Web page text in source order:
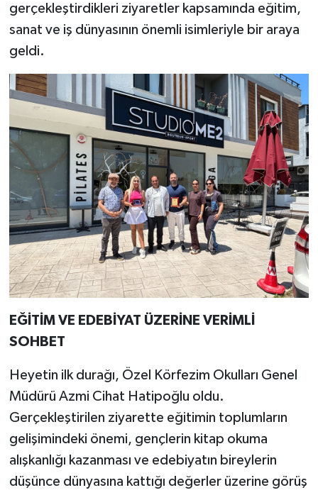
gerçekleştirdikleri ziyaretler kapsamında eğitim,
sanat ve iş dünyasının önemli isimleriyle bir araya
geldi.
EĞİTİM VE EDEBİYAT ÜZERİNE VERİMLİ
SOHBET
Heyetin ilk durağı, Özel Körfezim Okulları Genel
Müdürü Azmi Cihat Hatipoğlu oldu.
Gerçekleştirilen ziyarette eğitimin toplumların
gelişimindeki önemi, gençlerin kitap okuma
alışkanlığı kazanması ve edebiyatın bireylerin
düşünce dünyasına kattığı değerler üzerine görüş